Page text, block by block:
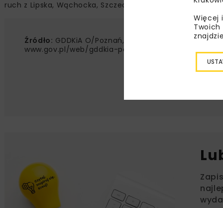
ruch z Lipska, Wąchocka, Szczecinka, Gostynia, Pułtuska i
Źródło: GDDKiA O/Poznań,
www.gov.pl/web/gddkia-poznan/
Więcej